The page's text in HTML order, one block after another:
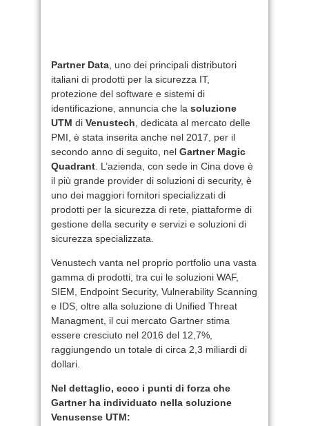
Partner Data , uno dei principali distributori
italiani di prodotti per la sicurezza IT,
protezione del software e sistemi di
identificazione, annuncia che la soluzione
UTM di Venustech , dedicata al mercato delle
PMI, è stata inserita anche nel 2017, per il
secondo anno di seguito, nel Gartner Magic
Quadrant . L’azienda, con sede in Cina dove è
il più grande provider di soluzioni di security, è
uno dei maggiori fornitori specializzati di
prodotti per la sicurezza di rete, piattaforme di
gestione della security e servizi e soluzioni di
sicurezza specializzata.
Venustech vanta nel proprio portfolio una vasta
gamma di prodotti, tra cui le soluzioni WAF,
SIEM, Endpoint Security, Vulnerability Scanning
e IDS, oltre alla soluzione di Unified Threat
Managment, il cui mercato Gartner stima
essere cresciuto nel 2016 del 12,7%,
raggiungendo un totale di circa 2,3 miliardi di
dollari.
Nel dettaglio, ecco i punti di forza che
Gartner ha individuato nella soluzione
Venusense UTM: